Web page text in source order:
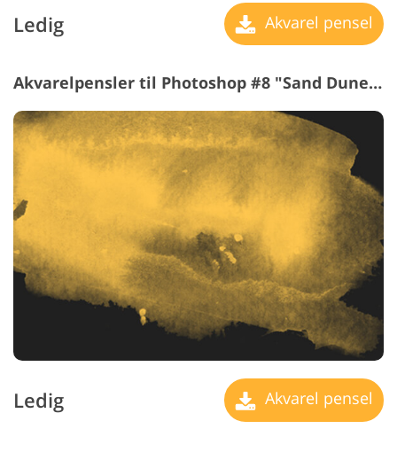
Ledig Akvarel pensel
Akvarelpensler til Photoshop #8 "Sand Dunes"
Ledig Akvarel pensel